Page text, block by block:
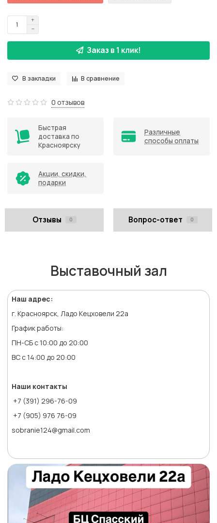
Заказ в 1 клик!
В закладки В сравнение
0 отзывов
Быстрая
доставка по
Красноярску
Различные
способы оплаты
Акции, скидки,
подарки
Отзывы 0 Вопрос-ответ 0
Выставочный зал
Наш адрес:
г. Красноярск, Ладо Кецховели 22а
График работы:
ПН-СБ с 10:00 до 20:00
ВС с 14:00 до 20:00
Наши контакты
+7 (391) 296-76-09
+7 (905) 976 76-09
sobranie124@gmail.com